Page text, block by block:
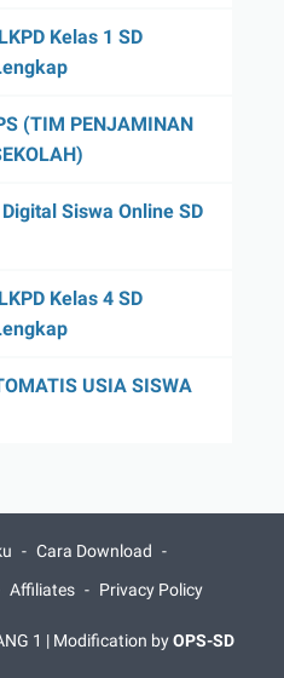
Kelas 1 SD
(TIM PENJAMINAN
Siswa Online SD
Kelas 4 SD
USIA SISWA
Cara Download
Affiliates Privacy Policy
1 | Modification byOPS-SD